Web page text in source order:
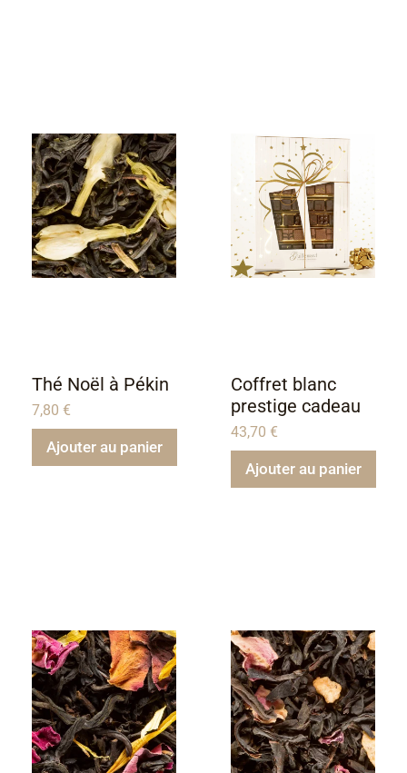
Thé Noël à Pékin
7,80 €
Ajouter au panier
Coffret blanc
prestige cadeau
43,70 €
Ajouter au panier